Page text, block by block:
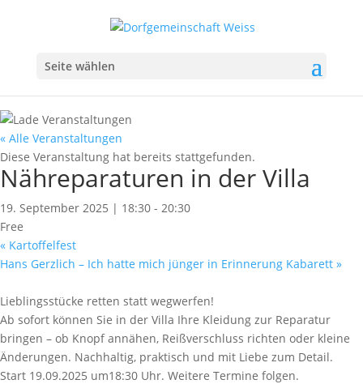
Seite wählen
« Alle Veranstaltungen
Diese Veranstaltung hat bereits stattgefunden.
Nähreparaturen in der Villa
19. September 2025 | 18:30 - 20:30
Free
« Kartoffelfest
Hans Gerzlich – Ich hatte mich jünger in Erinnerung Kabarett »
Lieblingsstücke retten statt wegwerfen!
Ab sofort können Sie in der Villa Ihre Kleidung zur Reparatur
bringen – ob Knopf annähen, Reißverschluss richten oder kleine
Änderungen. Nachhaltig, praktisch und mit Liebe zum Detail.
Start 19.09.2025 um18:30 Uhr. Weitere Termine folgen.